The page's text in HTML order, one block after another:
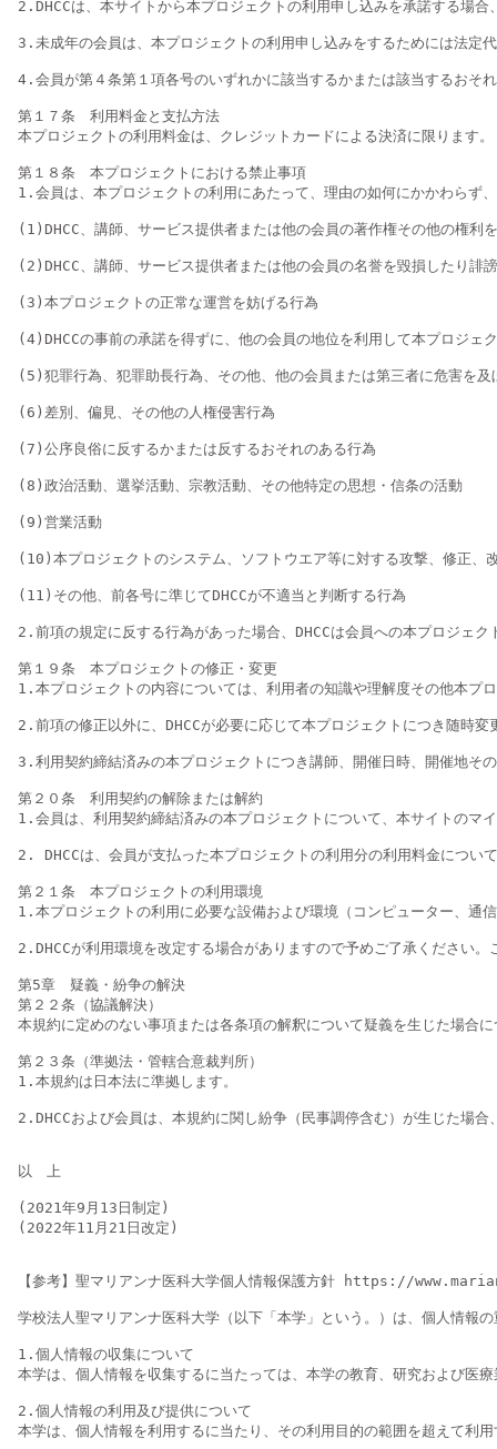
2.DHCCは、本サイトから本プロジェクトの利用申し込みを承諾する場
3.未成年の会員は、本プロジェクトの利用申し込みをするためには法定
4.会員が第４条第１項各号のいずれかに該当するかまたは該当するおそ
第１７条　利用料金と支払方法
本プロジェクトの利用料金は、クレジットカードによる決済に限ります。
第１８条　本プロジェクトにおける禁止事項
1.会員は、本プロジェクトの利用にあたって、理由の如何にかかわらず
(1)DHCC、講師、サービス提供者または他の会員の著作権その他の権利
(2)DHCC、講師、サービス提供者または他の会員の名誉を毀損したり
(3)本プロジェクトの正常な運営を妨げる行為
(4)DHCCの事前の承諾を得ずに、他の会員の地位を利用して本プロジェ
(5)犯罪行為、犯罪助長行為、その他、他の会員または第三者に危害を及
(6)差別、偏見、その他の人権侵害行為
(7)公序良俗に反するかまたは反するおそれのある行為
(8)政治活動、選挙活動、宗教活動、その他特定の思想・信条の活動
(9)営業活動
(10)本プロジェクトのシステム、ソフトウエア等に対する攻撃、修正、
(11)その他、前各号に準じてDHCCが不適当と判断する行為
2.前項の規定に反する行為があった場合、DHCCは会員への本プロジェ
第１９条　本プロジェクトの修正・変更
1.本プロジェクトの内容については、利用者の知識や理解度その他本プ
2.前項の修正以外に、DHCCが必要に応じて本プロジェクトにつき随時
3.利用契約締結済みの本プロジェクトにつき講師、開催日時、開催地そ
第２０条　利用契約の解除または解約
1.会員は、利用契約締結済みの本プロジェクトについて、本サイトのマ
2. DHCCは、会員が支払った本プロジェクトの利用分の利用料金につい
第２１条　本プロジェクトの利用環境
1.本プロジェクトの利用に必要な設備および環境（コンピューター、通
2.DHCCが利用環境を改定する場合がありますので予めご了承ください
第5章　疑義・紛争の解決
第２２条（協議解決）
本規約に定めのない事項または各条項の解釈について疑義を生じた場合
第２３条（準拠法・管轄合意裁判所）
1.本規約は日本法に準拠します。
2.DHCCおよび会員は、本規約に関し紛争（民事調停含む）が生じた場
以　上
(2021年9月13日制定)
(2022年11月21日改定)
【参考】聖マリアンナ医科大学個人情報保護方針 https://
学校法人聖マリアンナ医科大学（以下「本学」という。）は、個人情報
1.個人情報の収集について
本学は、個人情報を収集するに当たっては、本学の教育、研究および医
2.個人情報の利用及び提供について
本学は、個人情報を利用するに当たり、その利用目的の範囲を超えて利